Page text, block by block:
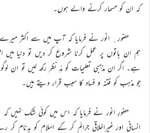
کہ ان کو مسمار کرنے والے ہوں۔
حضور ِ انور نے فرمایا کہ آپ میں سے اکثر
ہم ان باتوں پر عمل کرنا شروع کر دیں تو دنیا میں
ہے۔ اگر ان مذہبی تعلیمات کو مدِّ نظر رکھ لیں تو ان
جو مذہب کو فتنہ و فساد کا سبب قرار دیتے ہیں۔
حضورِ انور نے فرمایا کہ اس میں کوئی شک نہیں کہ
انسانی اور غیراخلاقی جرائم کر کے اسلام کو بدنام